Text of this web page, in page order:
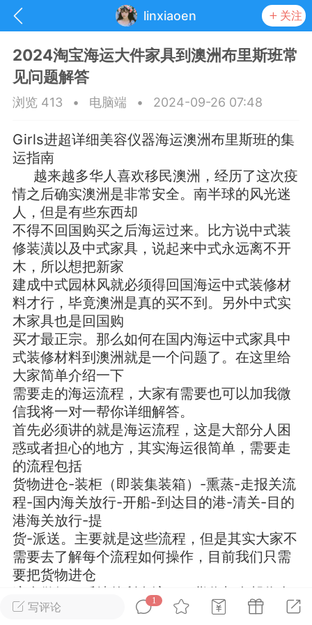
linxiaoen 关注
每日任务 签到有奖
华人资讯
阅读洛杉矶新闻
华人论坛
加入社区交流
华人社区信息发布规范》
华人社区账号注册及使用规范》
洛杉矶热点 娱乐八卦 同乡联谊
民宿短租 房屋买卖 商铺转让
写评论
1
2024淘宝海运大件家具到澳洲布里斯班常
见问题解答
浏览 413 • 电脑端 • 2024-09-26 07:48
Girls进超详细美容仪器海运澳洲布里斯班的集
运指南
越来越多华人喜欢移民澳洲，经历了这次疫
情之后确实澳洲是非常安全。南半球的风光迷
人，但是有些东西却
不得不回国购买之后海运过来。比方说中式装
修装潢以及中式家具，说起来中式永远离不开
木，所以想把新家
建成中式园林风就必须得回国海运中式装修材
料才行，毕竟澳洲是真的买不到。另外中式实
木家具也是回国购
买才最正宗。那么如何在国内海运中式家具中
式装修材料到澳洲就是一个问题了。在这里给
大家简单介绍一下
需要走的海运流程，大家有需要也可以加我微
信我将一对一帮你详细解答。
首先必须讲的就是海运流程，这是大部分人困
惑或者担心的地方，其实海运很简单，需要走
的流程包括
货物进仓-装柜（即装集装箱）-熏蒸-走报关流
程-国内海关放行-开船-到达目的港-清关-目的
港海关放行-提
货-派送。主要就是这些流程，但是其实大家不
需要去了解每个流程如何操作，目前我们只需
要把货物进仓
这个做好，后续的所有流程，货代都会帮你全
程代办，你只需要坐等收货。说起来跟在国内